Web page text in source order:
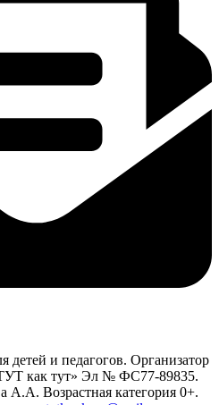
и педагогов. Организатор
как тут» Эл № ФС77-89835.
А.А. Возрастная категория 0+.